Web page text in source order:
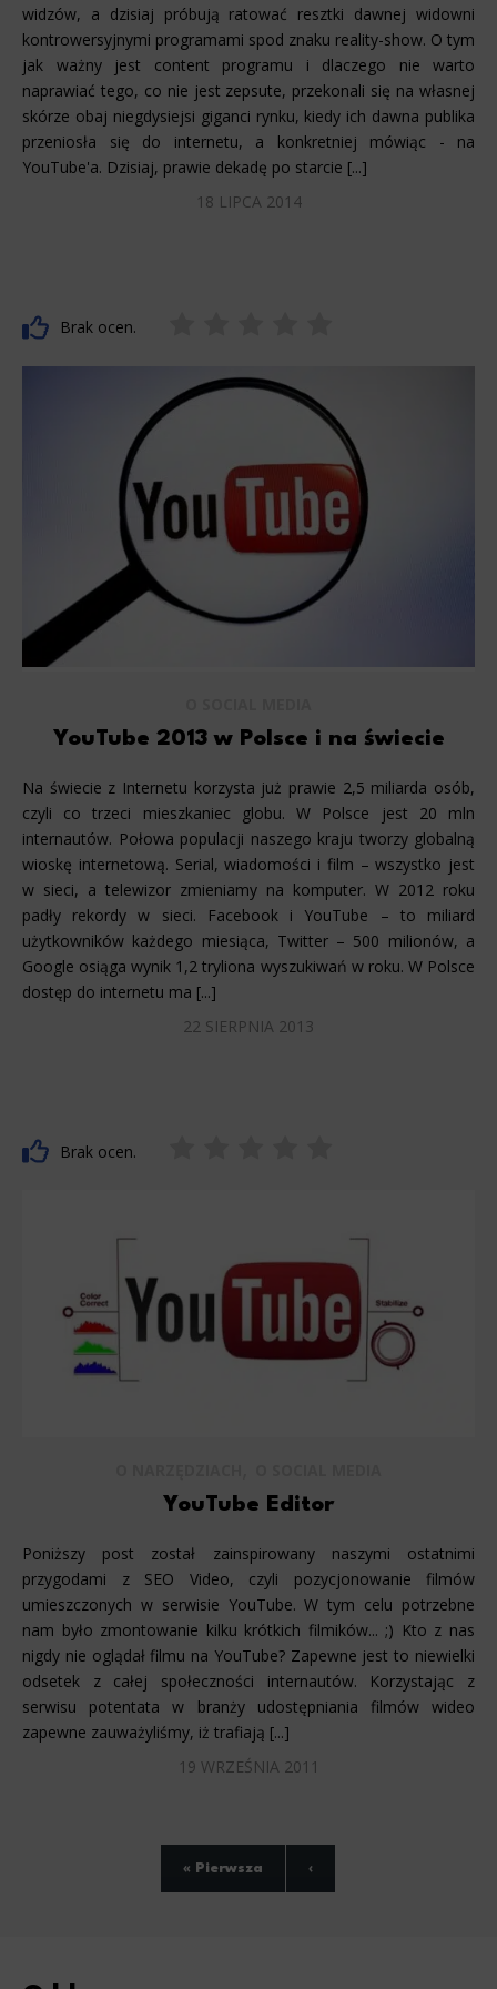
widzów, a dzisiaj próbują ratować resztki dawnej widowni
kontrowersyjnymi programami spod znaku reality-show. O tym
jak ważny jest content programu i dlaczego nie warto
naprawiać tego, co nie jest zepsute, przekonali się na własnej
skórze obaj niegdysiejsi giganci rynku, kiedy ich dawna publika
przeniosła się do internetu, a konkretniej mówiąc - na
YouTube'a. Dzisiaj, prawie dekadę po starcie [...]
18 LIPCA 2014
Brak ocen.
YouTube 2013 w Polsce i na świecie
Na świecie z Internetu korzysta już prawie 2,5 miliarda osób,
czyli co trzeci mieszkaniec globu. W Polsce jest 20 mln
internautów. Połowa populacji naszego kraju tworzy globalną
wioskę internetową. Serial, wiadomości i film – wszystko jest
w sieci, a telewizor zmieniamy na komputer. W 2012 roku
padły rekordy w sieci. Facebook i YouTube – to miliard
użytkowników każdego miesiąca, Twitter – 500 milionów, a
Google osiąga wynik 1,2 tryliona wyszukiwań w roku. W Polsce
dostęp do internetu ma [...]
22 SIERPNIA 2013
Brak ocen.
YouTube Editor
Poniższy post został zainspirowany naszymi ostatnimi
przygodami z SEO Video, czyli pozycjonowanie filmów
umieszczonych w serwisie YouTube. W tym celu potrzebne
nam było zmontowanie kilku krótkich filmików... ;) Kto z nas
nigdy nie oglądał filmu na YouTube? Zapewne jest to niewielki
odsetek z całej społeczności internautów. Korzystając z
serwisu potentata w branży udostępniania filmów wideo
zapewne zauważyliśmy, iż trafiają [...]
19 WRZEŚNIA 2011
« Pierwsza ‹